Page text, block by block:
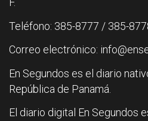
Teléfono: 385-8777 / 385-
Correo electrónico:
En Segundos es el diario
República de Panamá.
El diario digital En Segundos